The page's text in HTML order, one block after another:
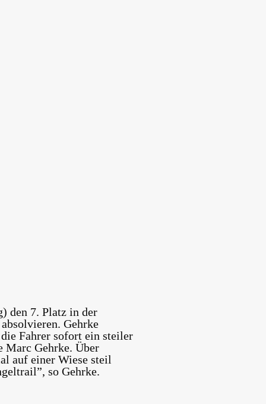
den 7. Platz in der
Gehrke
Fahrer sofort ein steiler
Marc Gehrke. Über
auf einer Wiese steil
so Gehrke.